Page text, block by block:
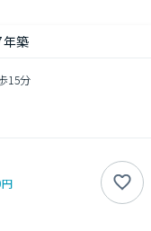
築
15分